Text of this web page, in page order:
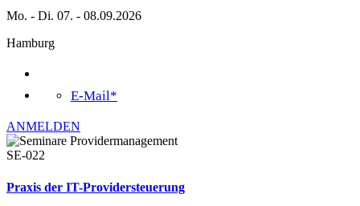
Mo. - Di. 07. - 08.09.2026
Hamburg
E-Mail*
ANMELDEN
SE-022
Praxis der IT-Providersteuerung